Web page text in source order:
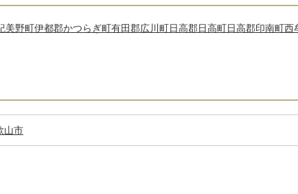
美野町伊都郡かつらぎ町有田郡広川町日高郡日高町日高郡印南町西
山市